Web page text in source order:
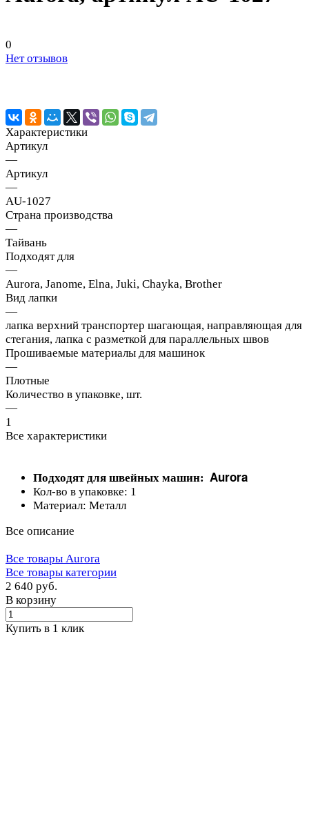
0
Нет отзывов
Характеристики
Артикул
—
Артикул
—
AU-1027
Страна производства
—
Тайвань
Подходят для
—
Aurora, Janome, Elna, Juki, Chayka, Brother
Вид лапки
—
лапка верхний транспортер шагающая, направляющая для
стегания, лапка с разметкой для параллельных швов
Прошиваемые материалы для машинок
—
Плотные
Количество в упаковке, шт.
—
1
Все характеристики
Подходят для швейных машин: Aurora
Кол-во в упаковке: 1
Материал: Металл
Все описание
Все товары Aurora
Все товары категории
2 640 руб.
В корзину
Купить в 1 клик